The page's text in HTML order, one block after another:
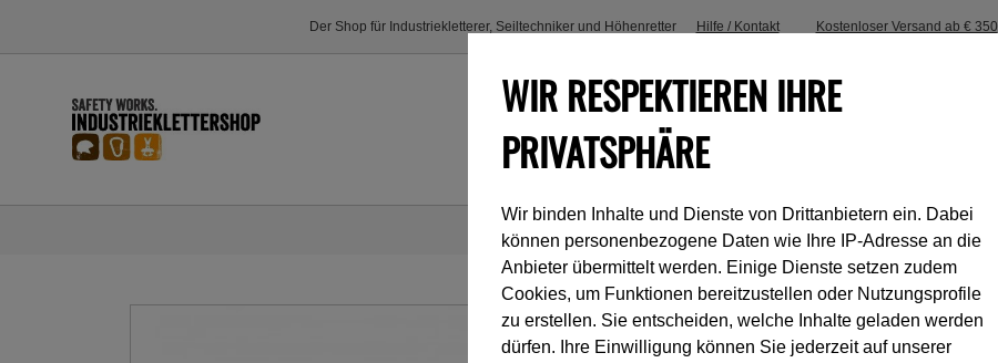
Der Shop für Industriekletterer, Seiltechniker und Höhenretter Hilfe / Kontakt Kostenloser Versand ab € 350
Industrieklettern Accessoires
Petzl
WIR RESPEKTIEREN IHRE
PRIVATSPHÄRE
Wir binden Inhalte und Dienste von Drittanbietern ein. Dabei
können personenbezogene Daten wie Ihre IP-Adresse an die
Anbieter übermittelt werden. Einige Dienste setzen zudem
Cookies, um Funktionen bereitzustellen oder Nutzungsprofile
zu erstellen. Sie entscheiden, welche Inhalte geladen werden
dürfen. Ihre Einwilligung können Sie jederzeit auf unserer